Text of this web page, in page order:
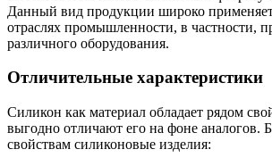
Данный вид продукции широко
отраслях промышленности, в частности,
различного оборудования.
Отличительные характеристики
Силикон как материал обладает рядом
выгодно отличают его на фоне аналогов.
свойствам силиконовые изделия: